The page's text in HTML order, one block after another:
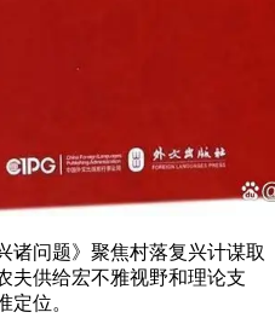
问题》聚焦村落复兴计谋取
夫供给宏不雅视野和理论支
定位。